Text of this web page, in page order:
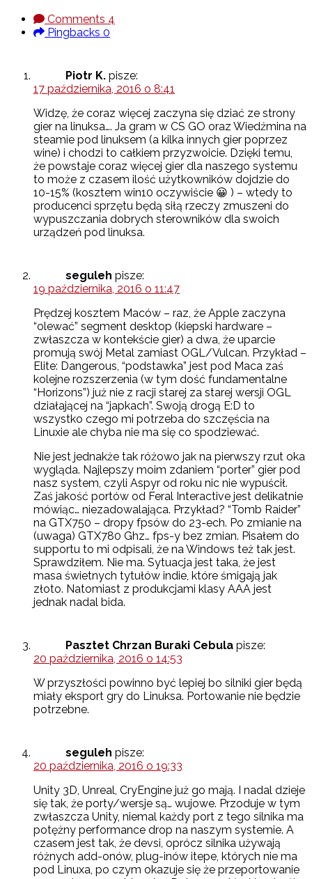
Comments 4
Pingbacks 0
Piotr K. pisze:
17 października, 2016 o 8:41
Widzę, że coraz więcej zaczyna się dziać ze strony
gier na linuksa…. Ja gram w CS GO oraz Wiedźmina na
steamie pod linuksem (a kilka innych gier poprzez
wine) i chodzi to całkiem przyzwoicie. Dzięki temu,
że powstaje coraz więcej gier dla naszego systemu
to może z czasem ilość użytkowników dojdzie do
10-15% (kosztem win10 oczywiście 😀 ) – wtedy to
producenci sprzętu będą siłą rzeczy zmuszeni do
wypuszczania dobrych sterowników dla swoich
urządzeń pod linuksa.
seguleh pisze:
19 października, 2016 o 11:47
Prędzej kosztem Maców – raz, że Apple zaczyna
“olewać” segment desktop (kiepski hardware –
zwłaszcza w kontekście gier) a dwa, że uparcie
promują swój Metal zamiast OGL/Vulcan. Przykład –
Elite: Dangerous, “podstawka” jest pod Maca zaś
kolejne rozszerzenia (w tym dość fundamentalne
“Horizons”) już nie z racji starej za starej wersji OGL
działającej na “japkach”. Swoją drogą E:D to
wszystko czego mi potrzeba do szczęścia na
Linuxie ale chyba nie ma się co spodziewać.
Nie jest jednakże tak różowo jak na pierwszy rzut oka
wygląda. Najlepszy moim zdaniem “porter” gier pod
nasz system, czyli Aspyr od roku nic nie wypuścił.
Zaś jakość portów od Feral Interactive jest delikatnie
mówiąc… niezadowalająca. Przykład? “Tomb Raider”
na GTX750 – dropy fpsów do 23-ech. Po zmianie na
(uwaga) GTX780 Ghz… fps-y bez zmian. Pisałem do
supportu to mi odpisali, że na Windows też tak jest.
Sprawdziłem. Nie ma. Sytuacja jest taka, że jest
masa świetnych tytułów indie, które śmigają jak
złoto. Natomiast z produkcjami klasy AAA jest
jednak nadal bida.
Pasztet Chrzan Buraki Cebula pisze:
20 października, 2016 o 14:53
W przyszłości powinno być lepiej bo silniki gier będą
miały eksport gry do Linuksa. Portowanie nie będzie
potrzebne.
seguleh pisze:
20 października, 2016 o 19:33
Unity 3D, Unreal, CryEngine już go mają. I nadal dzieje
się tak, że porty/wersje są… wujowe. Przoduje w tym
zwłaszcza Unity, niemal każdy port z tego silnika ma
potężny performance drop na naszym systemie. A
czasem jest tak, że devsi, oprócz silnika używają
różnych add-onów, plug-inów itepe, których nie ma
pod Linuxa, po czym okazuje się że przeportowanie